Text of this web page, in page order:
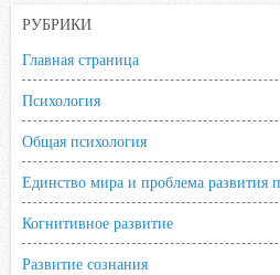
РУБРИКИ
Главная страница
Психология
Общая психология
Единство мира и проблема развития
Когнитивное развитие
Развитие сознания